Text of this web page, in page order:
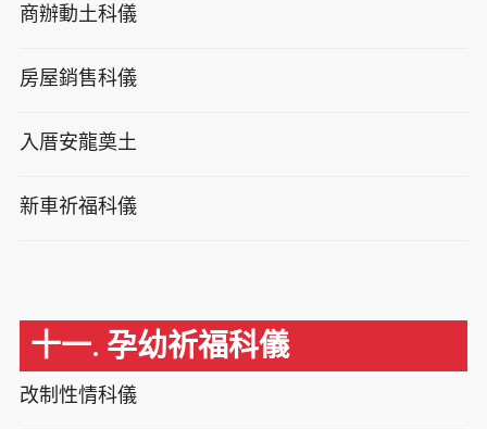
商辦動土科儀
房屋銷售科儀
入厝安龍奠土
新車祈福科儀
十一. 孕幼祈福科儀
改制性情科儀